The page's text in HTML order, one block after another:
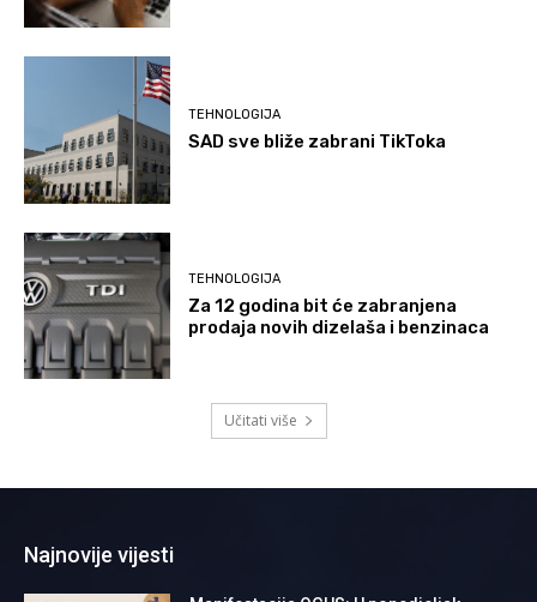
TEHNOLOGIJA
SAD sve bliže zabrani TikToka
TEHNOLOGIJA
Za 12 godina bit će zabranjena
prodaja novih dizelaša i benzinaca
Učitati više
Najnovije vijesti